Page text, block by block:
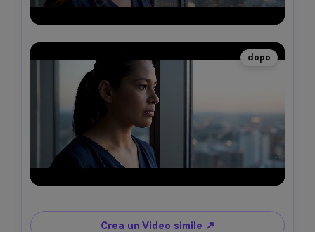
dopo
Crea un Video simile ↗